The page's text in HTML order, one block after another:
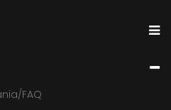
FAQ